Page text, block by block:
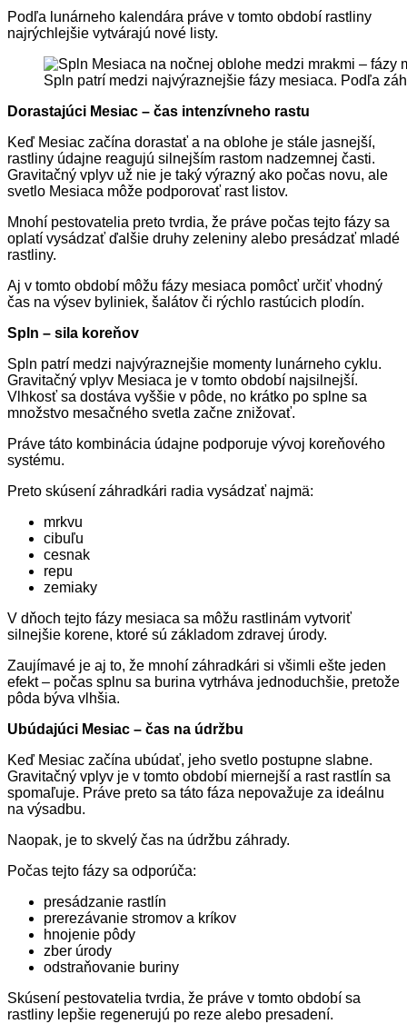
Podľa lunárneho kalendára práve v tomto období rastliny
najrýchlejšie vytvárajú nové listy.
Spln patrí medzi najvýraznejšie fázy mesiaca. Podľa
Dorastajúci Mesiac – čas intenzívneho rastu
Keď Mesiac začína dorastať a na oblohe je stále jasnejší,
rastliny údajne reagujú silnejším rastom nadzemnej časti.
Gravitačný vplyv už nie je taký výrazný ako počas novu, ale
svetlo Mesiaca môže podporovať rast listov.
Mnohí pestovatelia preto tvrdia, že práve počas tejto fázy sa
oplatí vysádzať ďalšie druhy zeleniny alebo presádzať mladé
rastliny.
Aj v tomto období môžu fázy mesiaca pomôcť určiť vhodný
čas na výsev byliniek, šalátov či rýchlo rastúcich plodín.
Spln – sila koreňov
Spln patrí medzi najvýraznejšie momenty lunárneho cyklu.
Gravitačný vplyv Mesiaca je v tomto období najsilnejší.
Vlhkosť sa dostáva vyššie v pôde, no krátko po splne sa
množstvo mesačného svetla začne znižovať.
Práve táto kombinácia údajne podporuje vývoj koreňového
systému.
Preto skúsení záhradkári radia vysádzať najmä:
mrkvu
cibuľu
cesnak
repu
zemiaky
V dňoch tejto fázy mesiaca sa môžu rastlinám vytvoriť
silnejšie korene, ktoré sú základom zdravej úrody.
Zaujímavé je aj to, že mnohí záhradkári si všimli ešte jeden
efekt – počas splnu sa burina vytrháva jednoduchšie, pretože
pôda býva vlhšia.
Ubúdajúci Mesiac – čas na údržbu
Keď Mesiac začína ubúdať, jeho svetlo postupne slabne.
Gravitačný vplyv je v tomto období miernejší a rast rastlín sa
spomaľuje. Práve preto sa táto fáza nepovažuje za ideálnu
na výsadbu.
Naopak, je to skvelý čas na údržbu záhrady.
Počas tejto fázy sa odporúča:
presádzanie rastlín
prerezávanie stromov a kríkov
hnojenie pôdy
zber úrody
odstraňovanie buriny
Skúsení pestovatelia tvrdia, že práve v tomto období sa
rastliny lepšie regenerujú po reze alebo presadení.